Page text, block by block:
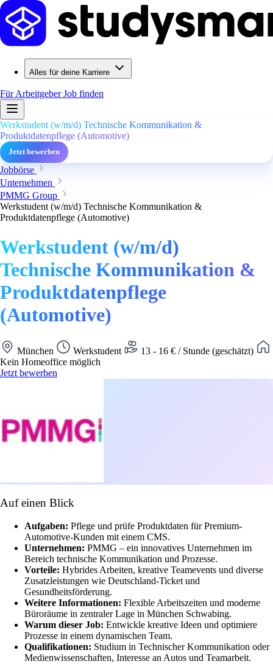
Alles für deine Karriere
Für ArbeitgeberJob finden
Werkstudent (w/m/d) Technische Kommunikation &
Produktdatenpflege (Automotive)
Jetzt bewerben
Jobbörse
Unternehmen
PMMG Group
Werkstudent (w/m/d) Technische Kommunikation &
Produktdatenpflege (Automotive)
Werkstudent (w/m/d)
Technische Kommunikation &
Produktdatenpflege
(Automotive)
München Werkstudent
13 - 16 € / Stunde (geschätzt)
Kein Homeoffice möglich
Jetzt bewerben
Auf einen Blick
Aufgaben: Pflege und prüfe Produktdaten für Premium-
Automotive-Kunden mit einem CMS.
Unternehmen: PMMG – ein innovatives Unternehmen im
Bereich technische Kommunikation und Prozesse.
Vorteile: Hybrides Arbeiten, kreative Teamevents und diverse
Zusatzleistungen wie Deutschland-Ticket und
Gesundheitsförderung.
Weitere Informationen: Flexible Arbeitszeiten und moderne
Büroräume in zentraler Lage in München Schwabing.
Warum dieser Job: Entwickle kreative Ideen und optimiere
Prozesse in einem dynamischen Team.
Qualifikationen: Studium in Technischer Kommunikation oder
Medienwissenschaften, Interesse an Autos und Teamarbeit.